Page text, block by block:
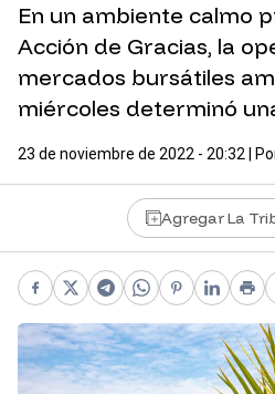
En un ambiente calmo
Acción de Gracias, la
mercados bursátiles
miércoles determinó
23 de noviembre de 2022 - 20:32 |
Agregar La
Facebook
X Telegram
WhatsApp
Pinterest